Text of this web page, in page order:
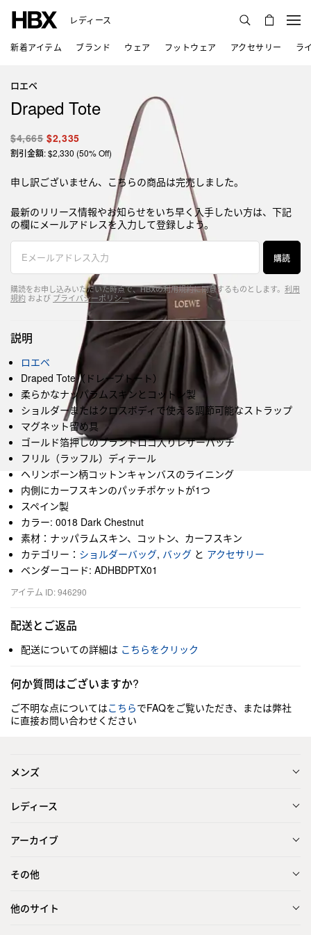
レディース
新着アイテム ブランド ウェア フットウェア アクセサリー ラ
ロエベ
Draped Tote
$4,665 $2,335
割引金額: $2,330 (50% Off)
申し訳ございません、こちらの商品は完売しました。
最新のリリース情報やお知らせをいち早く入手したい方は、下記
の欄にメールアドレスを入力して登録しよう。
購読
購読をお申し込みいただいた時点で、HBXの利用規約に同意するものとします。 利用
規約 および プライバシーポリシー
説明
ロエベ
Draped Tote（ドレープトート）
柔らかなナッパラムスキンとコットン製
ショルダーまたはクロスボディで使える調節可能なストラップ
マグネット留め具
ゴールド箔押しのブランドロゴ入りレザーパッチ
フリル（ラッフル）ディテール
ヘリンボーン柄コットンキャンバスのライニング
内側にカーフスキンのパッチポケットが1つ
スペイン製
カラー: 0018 Dark Chestnut
素材：ナッパラムスキン、コットン、カーフスキン
カテゴリー： ショルダーバッグ, バッグ と アクセサリー
ベンダーコード: ADHBDPTX01
アイテム ID: 946290
配送とご返品
配送についての詳細は こちらをクリック
何か質問はございますか?
ご不明な点についてはこちらでFAQをご覧いただき、または弊社
に直接お問い合わせください
メンズ
レディース
アーカイブ
その他
他のサイト